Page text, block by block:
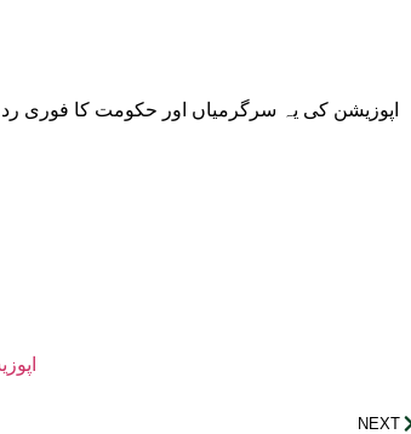
اپوزیشن کی یہ سرگرمیاں اور حکومت کا فوری
NEXT